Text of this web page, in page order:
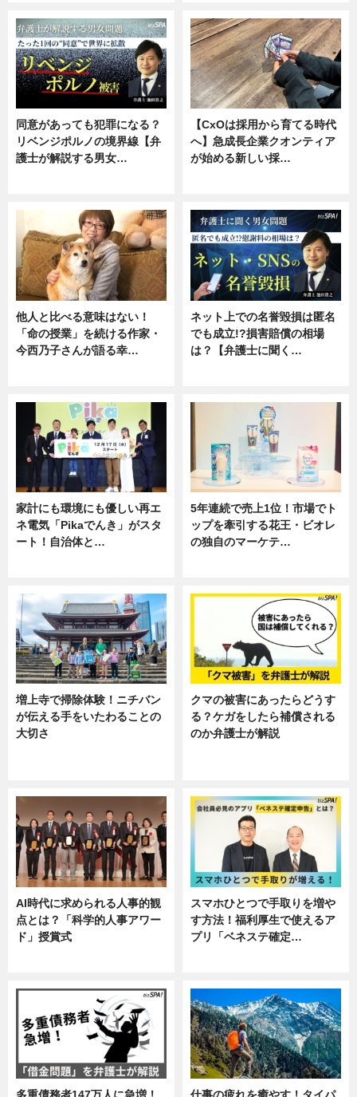
同意があっても犯罪になる？
リベンジポルノの境界線【弁
護士が解説する男女…
【CxOは採用から育てる時代
へ】急成長企業クオンティア
が始める新しい採…
他人と比べる意味はない！
「命の授業」を続ける作家・
今西乃子さんが語る幸…
ネット上での名誉毀損は匿名
でも成立!?損害賠償の相場
は？【弁護士に聞く…
家計にも環境にも優しい再エ
ネ電気「Pikaでんき」がスタ
ート！自治体と…
5年連続で売上1位！市場でト
ップを牽引する花王・ビオレ
の独自のマーケテ…
増上寺で掃除体験！ニチバン
が伝える手をいたわることの
大切さ
クマの被害にあったらどうす
る？ケガをしたら補償される
のか弁護士が解説
AI時代に求められる人事的観
点とは？「科学的人事アワー
ド」授賞式
スマホひとつで手取りを増や
す方法！福利厚生で使えるア
プリ「ベネステ確定…